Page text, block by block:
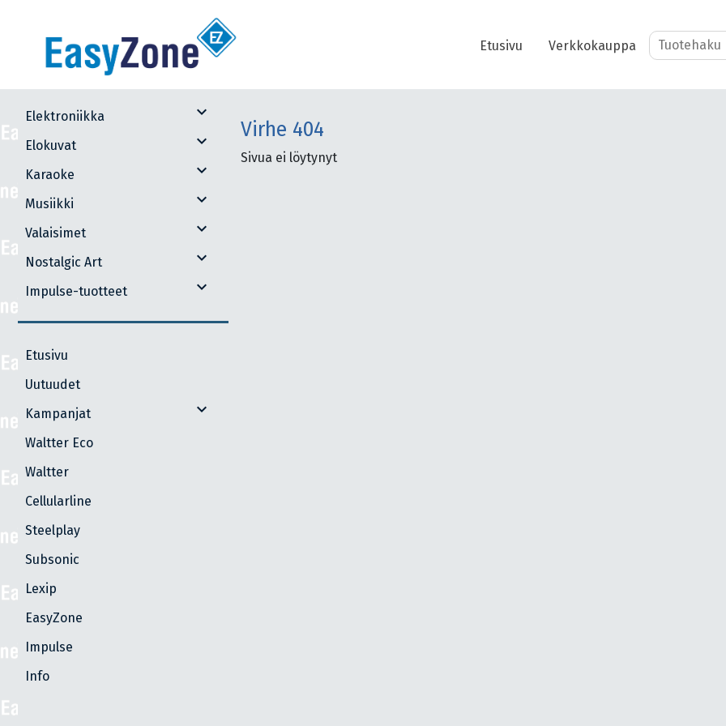
Etusivu Verkkokauppa
Virhe 404
Sivua ei löytynyt
Elektroniikka expand_more
Elokuvat expand_more
Karaoke expand_more
Musiikki expand_more
Valaisimet expand_more
Nostalgic Art expand_more
Impulse-tuotteet expand_more
Etusivu
Uutuudet
Kampanjat
expand_more
Waltter Eco
Waltter
Cellularline
Steelplay
Subsonic
Lexip
EasyZone
Impulse
Info